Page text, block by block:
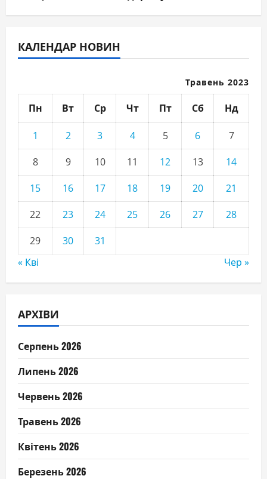
КАЛЕНДАР НОВИН
Травень 2023
Пн Вт Ср Чт Пт Сб Нд
1 2 3 4 5 6
7
8
9 10 11 12 13
14
15
16 17 18 19 20
21
22
23 24 25 26 27
28
29
30
31
« Кві
Чер »
АРХІВИ
Серпень 2026
Липень 2026
Червень 2026
Травень 2026
Квітень 2026
Березень 2026